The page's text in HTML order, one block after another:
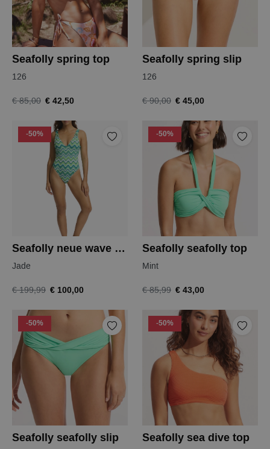
Seafolly spring top
126
€ 85,00 € 42,50
Seafolly spring slip
126
€ 90,00 € 45,00
-50%
Seafolly neue wave badpak
Jade
€ 199,99 € 100,00
-50%
Seafolly seafolly top
Mint
€ 85,99 € 43,00
-50%
Seafolly seafolly slip
-50%
Seafolly sea dive top